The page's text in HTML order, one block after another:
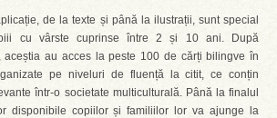
de la texte și până la ilustrații, sunt special
cu vârste cuprinse între 2 și 10 ani. După
aceștia au acces la peste 100 de cărți bilingve în
pe niveluri de fluență la citit, ce conțin
într-o societate multiculturală. Până la finalul
disponibile copiilor și familiilor lor va ajunge la